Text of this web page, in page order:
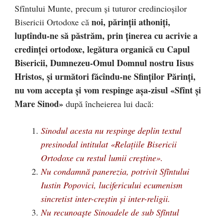
Sfîntului Munte, precum și tuturor credincioșilor
Bisericii Ortodoxe că noi, părinții athoniți,
luptîndu-ne să păstrăm, prin ținerea cu acrivie a
credinței ortodoxe, legătura organică cu Capul
Bisericii, Dumnezeu-Omul Domnul nostru Iisus
Hristos, și următori făcîndu-ne Sfinților Părinți,
nu vom accepta și vom respinge așa-zisul «Sfînt și
Mare Sinod» după încheierea lui dacă:
Sinodul acesta nu respinge deplin textul
presinodal intitulat «Relațiile Bisericii
Ortodoxe cu restul lumii creștine».
Nu condamnă panerezia, potrivit Sfîntului
Iustin Popovici, lucifericului ecumenism
sincretist inter-creștin și inter-religii.
Nu recunoaște Sinoadele de sub Sfîntul